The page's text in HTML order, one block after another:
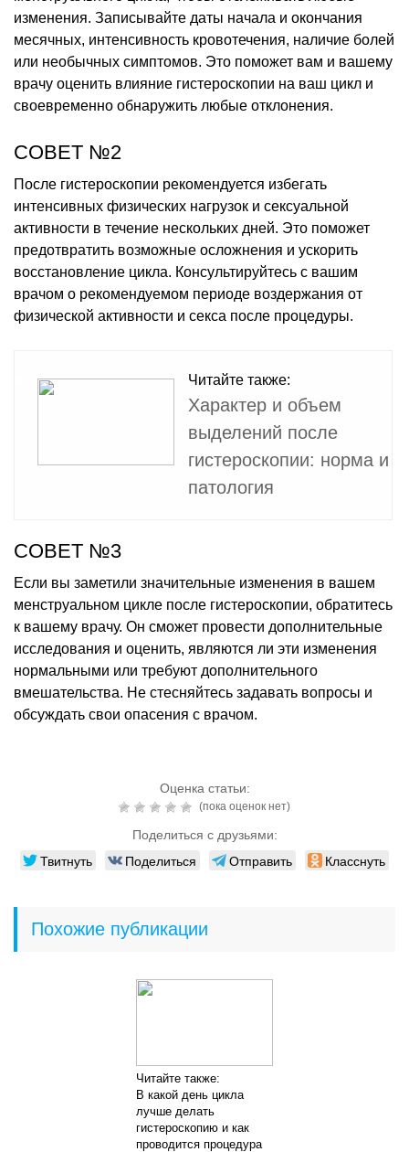
изменения. Записывайте даты начала и окончания
месячных, интенсивность кровотечения, наличие болей
или необычных симптомов. Это поможет вам и вашему
врачу оценить влияние гистероскопии на ваш цикл и
своевременно обнаружить любые отклонения.
СОВЕТ №2
После гистероскопии рекомендуется избегать
интенсивных физических нагрузок и сексуальной
активности в течение нескольких дней. Это поможет
предотвратить возможные осложнения и ускорить
восстановление цикла. Консультируйтесь с вашим
врачом о рекомендуемом периоде воздержания от
физической активности и секса после процедуры.
Читайте также:
Характер и объем
выделений после
гистероскопии: норма и
патология
СОВЕТ №3
Если вы заметили значительные изменения в вашем
менструальном цикле после гистероскопии, обратитесь
к вашему врачу. Он сможет провести дополнительные
исследования и оценить, являются ли эти изменения
нормальными или требуют дополнительного
вмешательства. Не стесняйтесь задавать вопросы и
обсуждать свои опасения с врачом.
Оценка статьи:
(пока оценок нет)
Поделиться с друзьями:
Твитнуть Поделиться Отправить Класснуть
Похожие публикации
Читайте также:
В какой день цикла
лучше делать
гистероскопию и как
проводится процедура